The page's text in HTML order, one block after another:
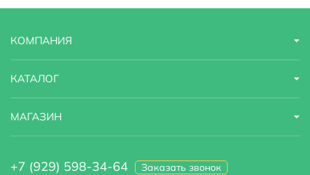
КОМПАНИЯ
КАТАЛОГ
МАГАЗИН
+7 (929) 598-34-64 Заказать звонок